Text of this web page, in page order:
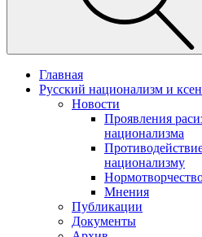
Главная
Русский национализм и
Новости
Проявления
национализма
национализму
Мнения
Публикации
Документы